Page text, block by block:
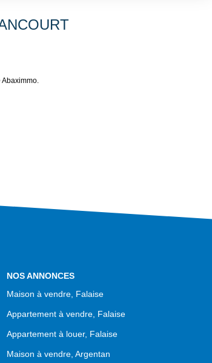
NOS ANNONCES
Maison à vendre, Falaise
Appartement à vendre, Falaise
Appartement à louer, Falaise
Maison à vendre, Argentan